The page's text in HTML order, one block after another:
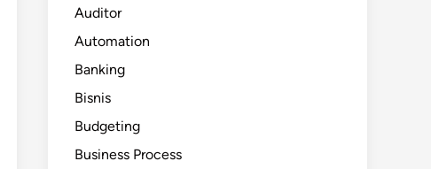
Auditor
Automation
Banking
Bisnis
Budgeting
Business Process